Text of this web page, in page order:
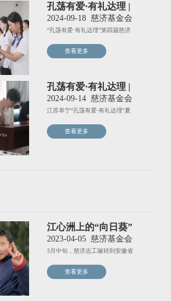
孔荡有爱·有礼达理 |
爱的新起点
2024-09-18 慈济基金会
“孔荡有爱·有礼达理”第四届慈济
查看更多
孔荡有爱·有礼达理 |
共筑温馨大家庭
2024-09-14 慈济基金会
江苏阜宁“孔荡有爱·有礼达理”夏
查看更多
江心洲上的“向日葵”
2023-04-05 慈济基金会
3月中旬，慈济志工辗转到安徽省
查看更多